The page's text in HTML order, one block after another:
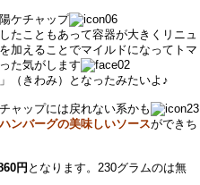
ケチャップ
たこともあって容器が大きくリニュ
加えることでマイルドになってトマ
た気がします
（きわみ）となったみたいよ♪
ャップには戻れない系かも
ハンバーグの美味しいソースができち
円 となります。230グラムのは無